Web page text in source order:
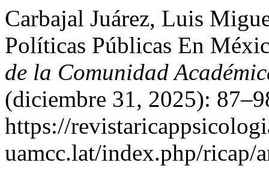
Carbajal Juárez, Luis
Políticas Públicas En
de la Comunidad
(diciembre 31, 2025):
https://
uamcc.lat/index.php/ricap/